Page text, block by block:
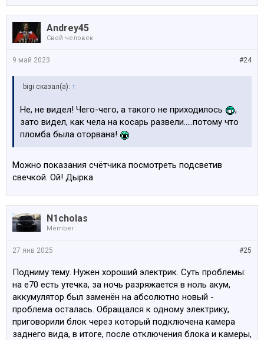
Andrey45
Свой человек
#24
9 май 2023
bigi сказал(а): ↑
Не, не видел! Чего-чего, а такого не приходилось
,
зато видел, как чела на косарь развели.....потому что
пломба была оторвана!
Можно показания счётчика посмотреть подсветив
свечкой. Ой! Дырка
N1cholas
Member
#25
27 янв 2025
Подниму тему. Нужен хороший электрик. Суть проблемы:
на e70 есть утечка, за ночь разряжается в ноль акум,
аккумулятор был заменён на абсолютно новый -
проблема осталась. Обращался к одному электрику,
приговорили блок через который подключена камера
заднего вида, в итоге, после отключения блока и камеры,